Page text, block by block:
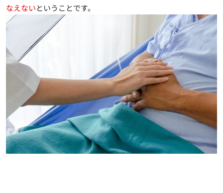
なえないということです。